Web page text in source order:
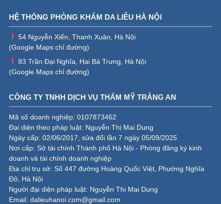
HỆ THỐNG PHÒNG KHÁM DA LIỄU HÀ NỘI
54 Nguyễn Xiển, Thanh Xuân, Hà Nội
(Google Maps chỉ đường)
83 Trần Đại Nghĩa, Hai Bà Trưng, Hà Nội
(Google Maps chỉ đường)
CÔNG TY TNHH DỊCH VỤ THẨM MỸ TRÀNG AN
Mã số doanh nghiệp: 0107873462
Đại diện theo pháp luật: Nguyễn Thị Mai Dung
Ngày cấp: 02/06/2017, sửa đổi lần 7 ngày 05/09/2025
Nơi cấp: Sở tài chính Thành phố Hà Nội - Phòng đăng ký kinh
doanh và tài chính doanh nghiệp
Địa chỉ trụ sở: Số 447 đường Hoàng Quốc Việt, Phường Nghĩa
Đô, Hà Nội
Người đại diện pháp luật: Nguyễn Thị Mai Dung
Email: dalieuhanoi.com@gmail.com